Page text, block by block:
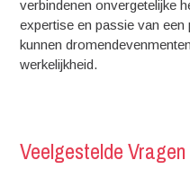
verbindenen onvergetelijke
expertise en passie van
kunnen
werkelijkheid.
Veelgestelde